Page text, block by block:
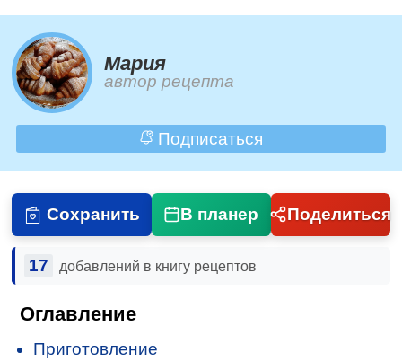
Мария
автор рецепта
Подписаться
Сохранить В планер Поделиться
17 добавлений в книгу рецептов
Оглавление
Приготовление